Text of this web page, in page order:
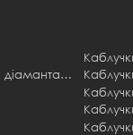
Золоті каблучки для заручин з діамантами